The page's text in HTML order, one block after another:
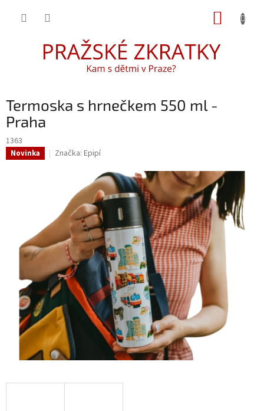
Termoska s hrnečkem 550 ml -
Praha
1363
Novinka Značka: Epipí